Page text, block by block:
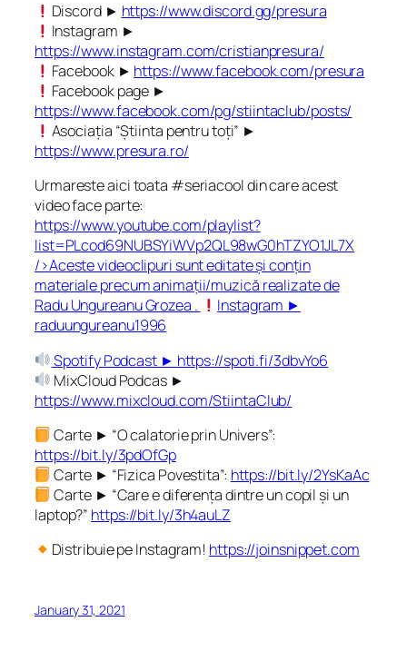
Discord ► https://www.discord.gg/presura
Instagram ►
https://www.instagram.com/cristianpresura/
Facebook ► https://www.facebook.com/presura
Facebook page ►
https://www.facebook.com/pg/stiintaclub/posts/
Asociația “Știinta pentru toți” ►
https://www.presura.ro/
Urmareste aici toata #seriacool din care acest
video face parte:
https://www.youtube.com/playlist?
list=PLcod69NUBSYiWVp2QL98wG0hTZYO1JL7X
/>Aceste videoclipuri sunt editate și conțin
materiale precum animații/muzică realizate de
Radu Ungureanu Grozea .
Instagram ►
raduungureanu1996
Spotify Podcast ► https://spoti.fi/3dbvYo6
MixCloud Podcas ►
https://www.mixcloud.com/StiintaClub/
Carte ► “O calatorie prin Univers”:
https://bit.ly/3pdOfGp
Carte ► “Fizica Povestita”: https://bit.ly/2YsKaAc
Carte ► “Care e diferența dintre un copil și un
laptop?” https://bit.ly/3h4auLZ
Distribuie pe Instagram! https://joinsnippet.com
January 31, 2021